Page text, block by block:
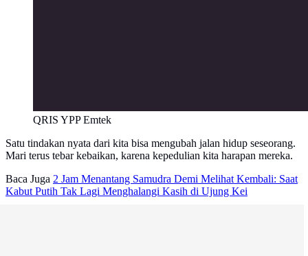
QRIS YPP Emtek
Satu tindakan nyata dari kita bisa mengubah jalan hidup seseorang.
Mari terus tebar kebaikan, karena kepedulian kita harapan mereka.
Baca Juga 2 Jam Menantang Samudra Demi Melihat Kembali: Saat
Kabut Putih Tak Lagi Menghalangi Kasih di Ujung Kei